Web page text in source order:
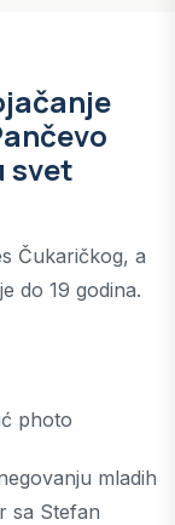
svet
Čukaričkog, a
do 19 godina.
photo
mladih
sa Stefan